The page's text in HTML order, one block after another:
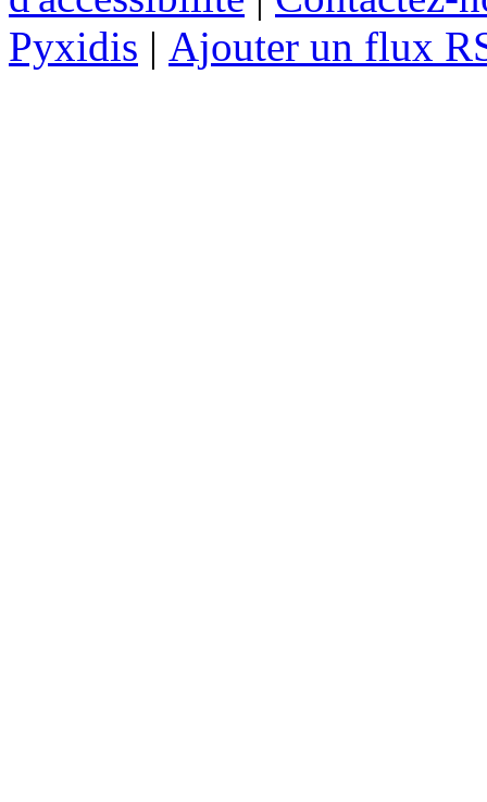
Pyxidis | Ajouter un flux